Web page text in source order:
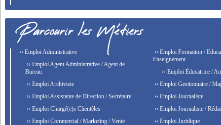
›› Emploi Administrative
›› Emploi Agent Administrative / Agent de
Bureau
›› Emploi Archiviste
›› Emploi Assistante de Direction / Secrétaire
›› Emploi Chargé(e)s Clientèles
›› Emploi Commercial / Marketing / Vente
›› Emploi Formation /
Enseignement
›› Emploi Éducatrice /
›› Emploi Gestionnaire /
›› Emploi Journaliste
›› Emploi Journaliste /
›› Emploi Juridique